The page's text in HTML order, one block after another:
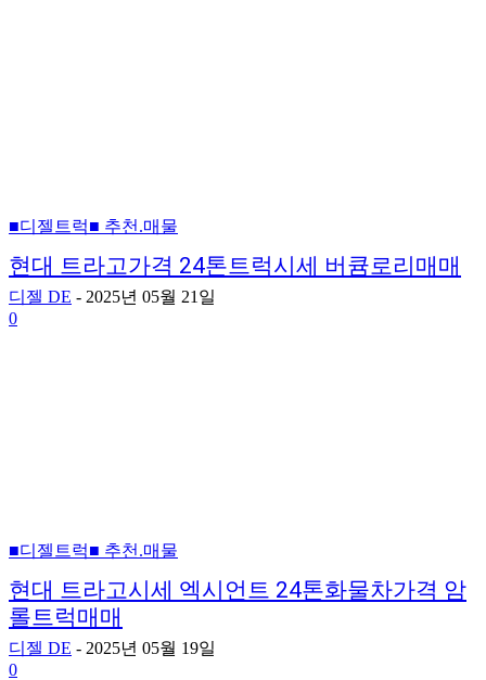
■디젤트럭■ 추천.매물
현대 트라고가격 24톤트럭시세 버큠로리매매
디젤 DE - 2025년 05월 21일
0
■디젤트럭■ 추천.매물
현대 트라고시세 엑시언트 24톤화물차가격 암
롤트럭매매
디젤 DE - 2025년 05월 19일
0